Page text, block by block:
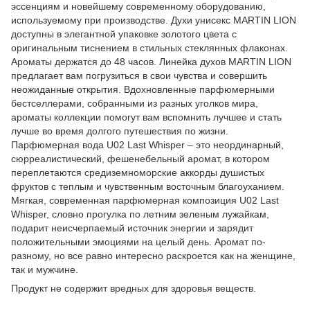
эссенциям и новейшему современному оборудованию,
используемому при производстве. Духи унисекс MARTIN LION
доступны в элегантной упаковке золотого цвета с
оригинальным тиснением в стильных стеклянных флаконах.
Ароматы держатся до 48 часов. Линейка духов MARTIN LION
предлагает вам погрузиться в свои чувства и совершить
неожиданные открытия. Вдохновленные парфюмерными
бестселлерами, собранными из разных уголков мира,
ароматы коллекции помогут вам вспомнить лучшее и стать
лучше во время долгого путешествия по жизни.
Парфюмерная вода U02 Last Whisper – это неординарный,
сюрреалистический, фешенебельный аромат, в котором
переплетаются средиземноморские аккорды душистых
фруктов с теплым и чувственным восточным благоуханием.
Мягкая, современная парфюмерная композиция U02 Last
Whisper, словно прогулка по летним зеленым лужайкам,
подарит неисчерпаемый источник энергии и зарядит
положительными эмоциями на целый день. Аромат по-
разному, но все равно интересно раскроется как на женщине,
так и мужчине.
Продукт не содержит вредных для здоровья веществ.